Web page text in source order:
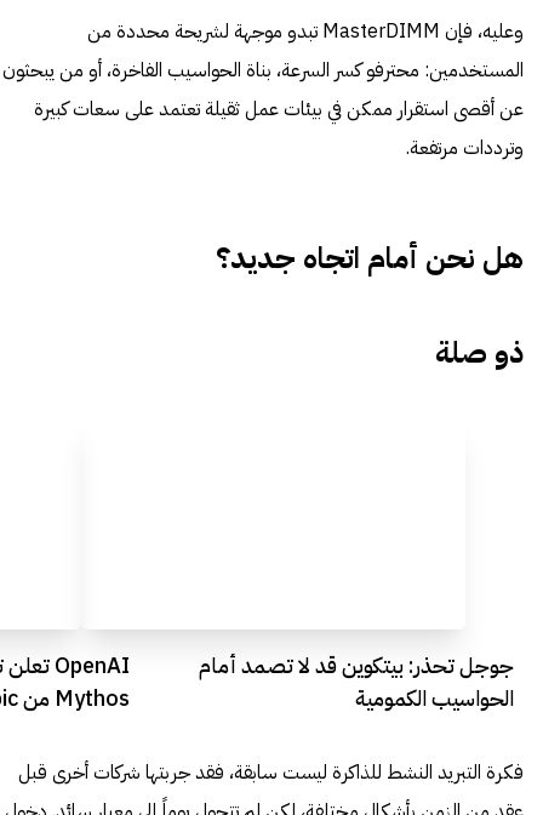
وعليه، فإن MasterDIMM تبدو موجهة لشريحة محددة من
المستخدمين: محترفو كسر السرعة، بناة الحواسيب الفاخرة، أو من يبحثون
عن أقصى استقرار ممكن في بيئات عمل ثقيلة تعتمد على سعات كبيرة
وترددات مرتفعة.
هل نحن أمام اتجاه جديد؟
ذو صلة
جوجل تحذر: بيتكوين قد لا تصمد أمام
الحواسيب الكمومية
Mythos من Anthropic
فكرة التبريد النشط للذاكرة ليست سابقة، فقد جربتها شركات أخرى قبل